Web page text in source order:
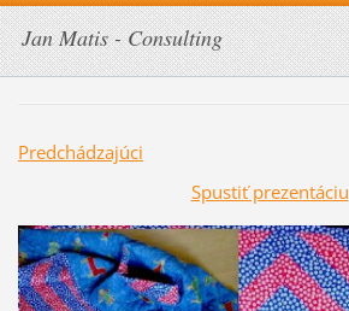
Jan Matis - Consulting
Predchádzajúci
Spustiť prezentáciu